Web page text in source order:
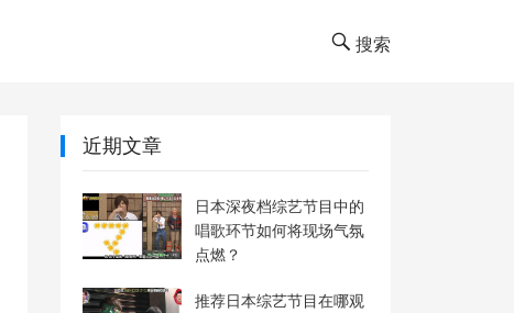
搜索
近期文章
日本深夜档综艺节目中的
唱歌环节如何将现场气氛
点燃？
推荐日本综艺节目在哪观